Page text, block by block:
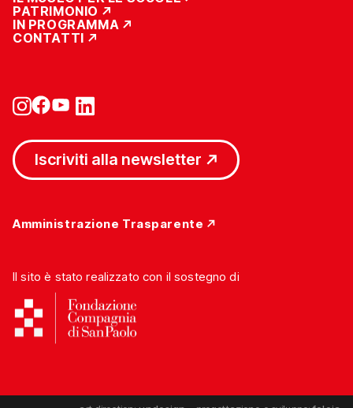
PATRIMONIO
IN PROGRAMMA
CONTATTI
Iscriviti alla newsletter
Amministrazione Trasparente
Il sito è stato realizzato con il sostegno di